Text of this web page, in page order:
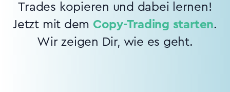
Trades kopieren und dabei lernen!
Jetzt mit dem Copy-Trading starten.
Wir zeigen Dir, wie es geht.